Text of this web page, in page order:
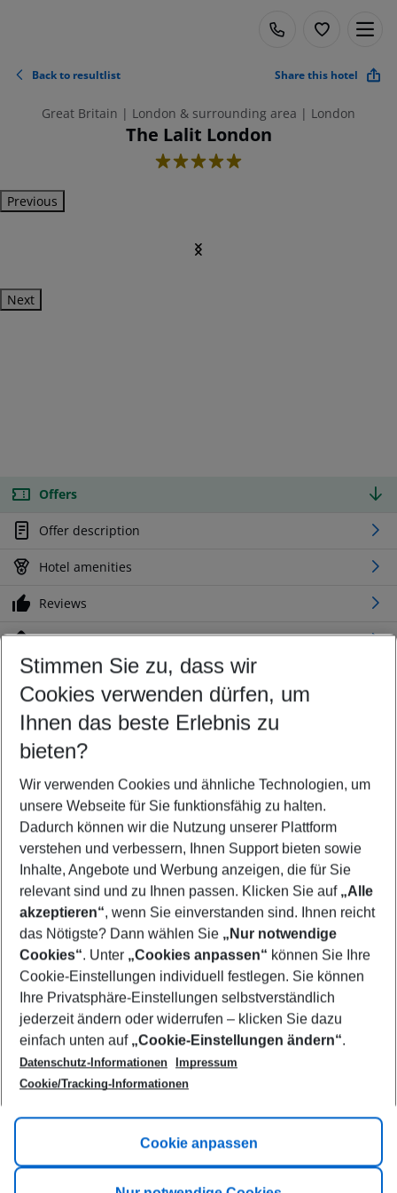
Back to resultlist Share this hotel
Great Britain | London & surrounding area | London
The Lalit London
5
Previous
Next
Offers
Offer description
Hotel amenities
Reviews
Location
Customize your offer
Find the perfect deal which suits your best
Your departure airport
Any airport
Select your date range
11/08/26–09/08/27 5-8 nights
Who will travel
2 adults No children
Show more filter
Footer
Footer navigation
Title A
Link A
Stimmen Sie zu, dass wir
Cookies verwenden dürfen, um
Ihnen das beste Erlebnis zu
bieten?
Wir verwenden Cookies und ähnliche Technologien, um
unsere Webseite für Sie funktionsfähig zu halten.
Dadurch können wir die Nutzung unserer Plattform
verstehen und verbessern, Ihnen Support bieten sowie
Inhalte, Angebote und Werbung anzeigen, die für Sie
relevant sind und zu Ihnen passen. Klicken Sie auf „Alle
akzeptieren“, wenn Sie einverstanden sind. Ihnen reicht
das Nötigste? Dann wählen Sie „Nur notwendige
Cookies“. Unter „Cookies anpassen“ können Sie Ihre
Cookie-Einstellungen individuell festlegen. Sie können
Ihre Privatsphäre-Einstellungen selbstverständlich
jederzeit ändern oder widerrufen – klicken Sie dazu
einfach unten auf „Cookie-Einstellungen ändern“.
Datenschutz-Informationen
Impressum
Cookie/Tracking-Informationen
Cookie anpassen